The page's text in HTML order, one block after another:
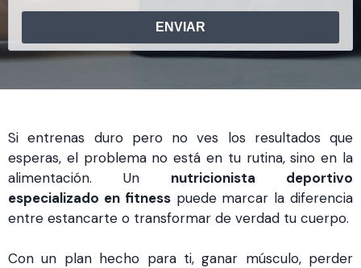
ENVIAR
Si entrenas duro pero no ves los resultados que
esperas, el problema no está en tu rutina, sino en la
alimentación. Un nutricionista deportivo
especializado en fitnesspuede marcar la diferencia
entre estancarte o transformar de verdad tu cuerpo.
Con un plan hecho para ti, ganar músculo, perder